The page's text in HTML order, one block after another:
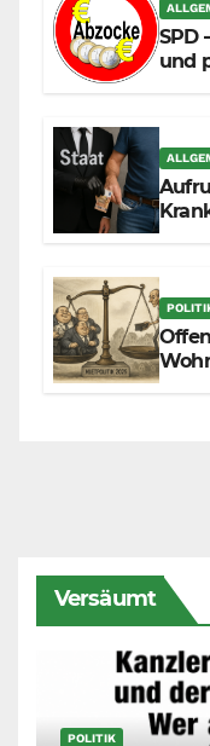
SPD
und
Versäumt
POLITIK